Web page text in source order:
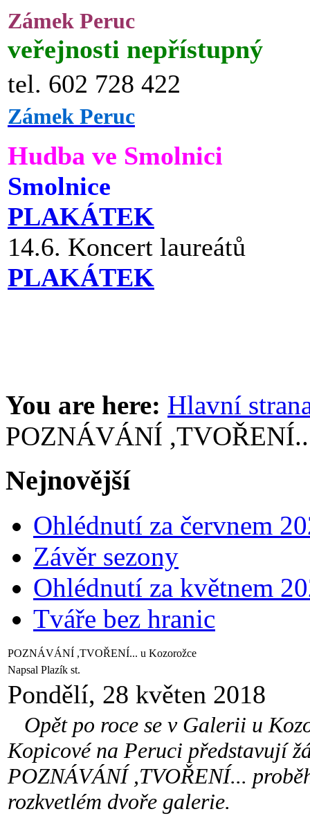
Zámek Peruc
veřejnosti nepřístupný
tel. 602 728 422
Zámek Peruc
Hudba ve Smolnici
Smolnice
PLAKÁTEK
14.6. Koncert laureátů
PLAKÁTEK
You are here: Hlavní
POZNÁVÁNÍ
Nejnovější
Ohlédnutí za červnem
Závěr sezony
Ohlédnutí za květnem
Tváře bez hranic
POZNÁVÁNÍ ,TVOŘENÍ... u Kozorožce
Napsal Plazík st.
Pondělí, 28 květen 2018
Opět po roce se v Galerii u
Kopicové na Peruci představují
POZNÁVÁNÍ ,TVOŘENÍ...
rozkvetlém dvoře galerie.